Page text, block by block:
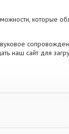
которые
наш сайт для